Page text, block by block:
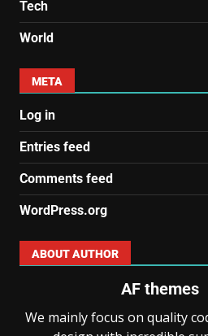
Tech
World
META
Log in
Entries feed
Comments feed
WordPress.org
ABOUT AUTHOR
AF themes
We mainly focus on quality